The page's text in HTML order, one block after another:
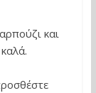
και